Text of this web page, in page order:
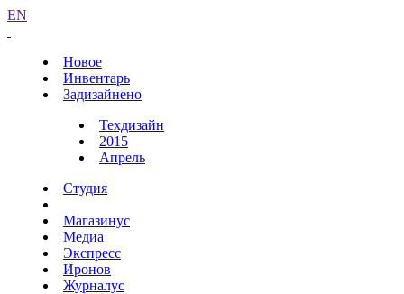
EN
Новое
Инвентарь
Задизайнено
Техдизайн
2015
Апрель
Студия
Магазинус
Медиа
Экспресс
Иронов
Журналус